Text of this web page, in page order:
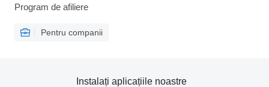
Program de afiliere
Pentru companii
Instalați aplicațiile noastre